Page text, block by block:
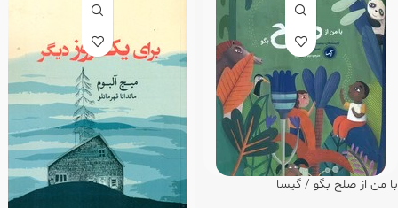
با من از صلح بگو / گیسا